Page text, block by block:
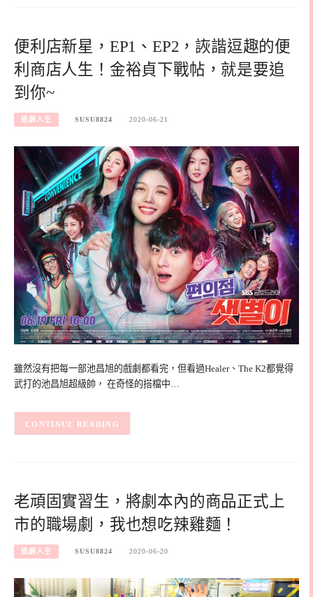
便利店新星，EP1、EP2，詼諧逗趣的便
利商店人生！金裕貞下戰帖，就是要追
到你~
追劇人生 SUSU8824 2020-06-21
雖然沒有把每一部池昌旭的戲劇都看完，但看過Healer、The K2都覺得
武打的池昌旭超級帥， 在奇怪的搭檔中…
CONTINUE READING
老頑固實習生，將劇本內的商品正式上
市的職場劇，我也想吃辣雞麵！
追劇人生 SUSU8824 2020-06-20